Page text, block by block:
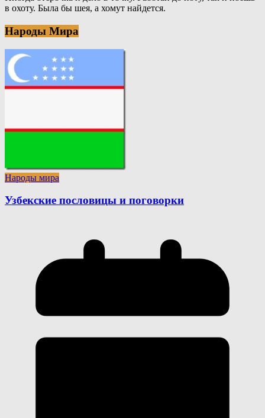
в охоту. Была бы шея, а хомут найдется.
Народы Мира
Народы мира
Узбекские пословицы и поговорки